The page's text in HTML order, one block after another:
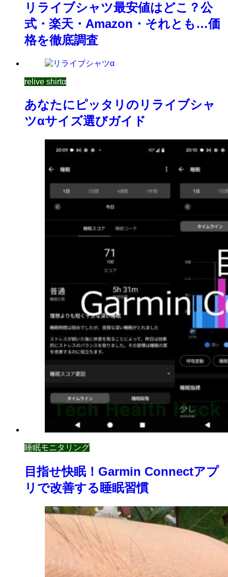
リライブシャツ最安値はどこ？公
式・楽天・Amazon・それとも…価
格を徹底調査
relive shirtα
あなたにピッタリのリライブシャ
ツαサイズ選びガイド
睡眠モニタリング
目指せ快眠！Garmin Connectアプ
リで改善する睡眠習慣